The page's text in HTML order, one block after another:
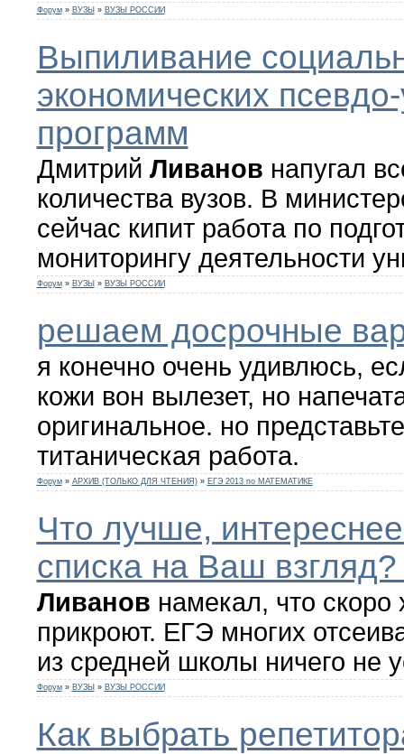
Форум » ВУЗЫ » ВУЗЫ РОССИИ
Выпиливание
экономических
программ
Дмитрий Ливанов напугал
количества вузов. В
сейчас кипит работа по
мониторингу деятельности
Форум » ВУЗЫ » ВУЗЫ РОССИИ
решаем досрочные
я конечно очень удивлюсь,
кожи вон вылезет, но
оригинальное. но
титаническая работа.
Форум » АРХИВ (ТОЛЬКО ДЛЯ ЧТЕНИЯ) » ЕГЭ 2013 по МАТЕМАТИКЕ
Что лучше,
списка на Ваш взгляд?
Ливанов намекал, что скоро
прикроют. ЕГЭ многих
из средней школы ничего не
Форум » ВУЗЫ » ВУЗЫ РОССИИ
Как выбрать